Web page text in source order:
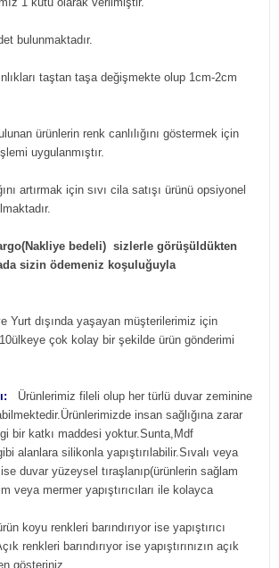
bulunmaktadır.
taştan taşa değişmekte olup 1cm-2cm
ürünlerin renk canlılığını göstermek için
uygulanmıştır.
artırmak için sıvı cila satışı ürünü opsiyonel
bedeli) sizlerle görüşüldükten
sizin ödemeniz koşuluğuyla
Yurt dışında yaşayan müşterilerimiz için
çok kolay bir şekilde ürün gönderimi
Ürünlerimiz fileli olup her türlü duvar zeminine
insan sağlığına zarar
bir katkı maddesi yoktur.Sunta,Mdf
alanlara silikonla yapıştırılabilir.Sıvalı veya
duvar yüzeysel tıraşlanıp(ürünlerin sağlam
veya mermer yapıştırıcıları ile kolayca
koyu renkleri barındırıyor ise yapıştırıcı
renkleri barındırıyor ise yapıştırınızın açık
gösteriniz.